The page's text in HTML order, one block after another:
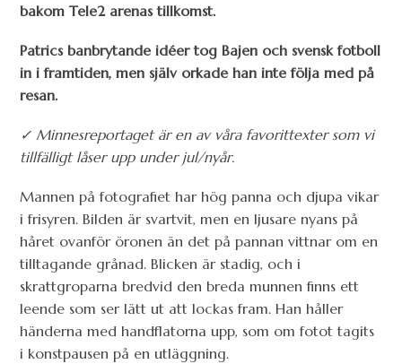
bakom Tele2 arenas tillkomst.
Patrics banbrytande idéer tog Bajen och svensk fotboll
in i framtiden, men själv orkade han inte följa med på
resan.
✓ Minnesreportaget är en av våra favorittexter som vi
tillfälligt låser upp under jul/nyår.
Mannen på fotografiet har hög panna och djupa vikar
i frisyren. Bilden är svartvit, men en ljusare nyans på
håret ovanför öronen än det på pannan vittnar om en
tilltagande grånad. Blicken är stadig, och i
skrattgroparna bredvid den breda munnen finns ett
leende som ser lätt ut att lockas fram. Han håller
händerna med handflatorna upp, som om fotot tagits
i konstpausen på en utläggning.